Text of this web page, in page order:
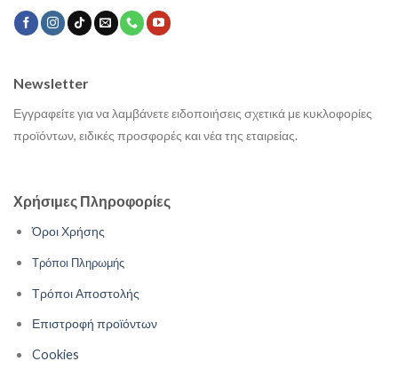
Χρήσιμες Πληροφορίες
Όροι Χρήσης
Τρόποι Πληρωμής
Τρόποι Αποστολής
Επιστροφή προϊόντων
Cookies
Newsletter
Εγγραφείτε για να λαμβάνετε ειδοποιήσεις σχετικά με κυκλοφορίες
προϊόντων, ειδικές προσφορές και νέα της εταιρείας.